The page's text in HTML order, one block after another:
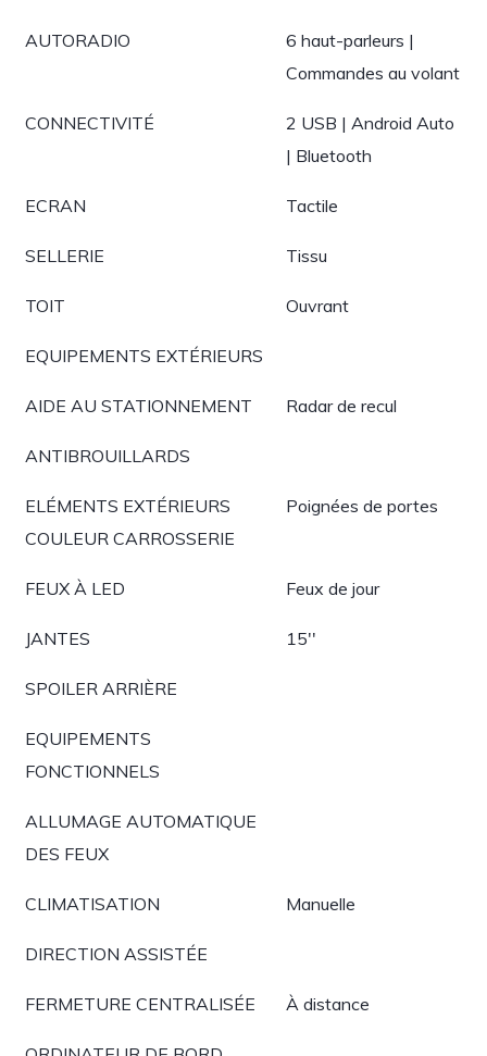
AUTORADIO
6 haut-parleurs |
Commandes au volant
CONNECTIVITÉ
2 USB | Android Auto
| Bluetooth
ECRAN Tactile
SELLERIE Tissu
TOIT Ouvrant
EQUIPEMENTS EXTÉRIEURS
AIDE AU STATIONNEMENT Radar de recul
ANTIBROUILLARDS
ELÉMENTS EXTÉRIEURS
COULEUR CARROSSERIE
Poignées de portes
FEUX À LED Feux de jour
JANTES 15''
SPOILER ARRIÈRE
EQUIPEMENTS
FONCTIONNELS
ALLUMAGE AUTOMATIQUE
DES FEUX
CLIMATISATION Manuelle
DIRECTION ASSISTÉE
FERMETURE CENTRALISÉE À distance